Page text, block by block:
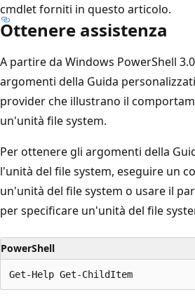
cmdlet forniti in questo articolo.
Ottenere assistenza
A partire da Windows PowerShell
argomenti della Guida
provider che illustrano il
un'unità file system.
Per ottenere gli argomenti della
l'unità del file system, eseguire un
un'unità del file system o usare il
per specificare un'unità del file
PowerShell